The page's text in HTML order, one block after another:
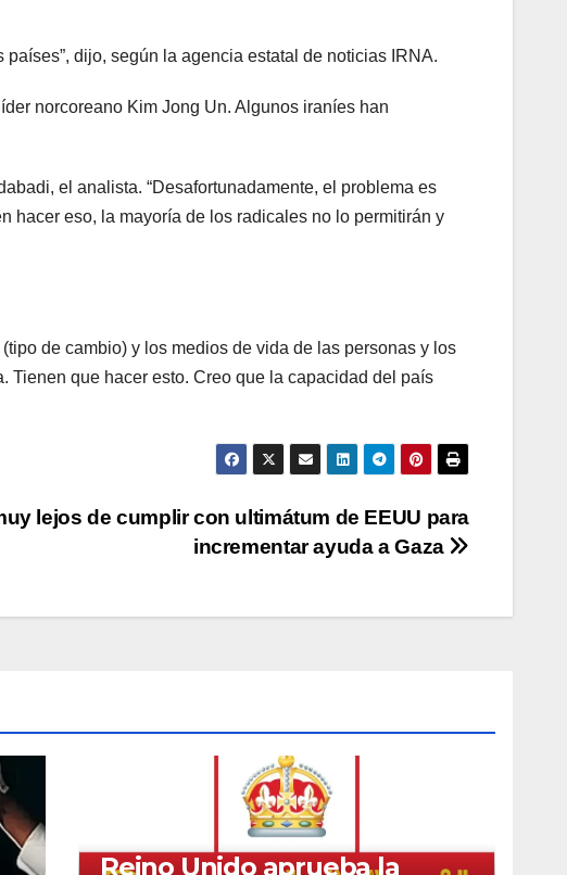
dijo, según la agencia estatal de noticias IRNA.
norcoreano Kim Jong Un. Algunos iraníes han
el analista. “Desafortunadamente, el problema es
hacer eso, la mayoría de los radicales no lo permitirán y
de cambio) y los medios de vida de las personas y los
Tienen que hacer esto. Creo que la capacidad del país
lejos de cumplir con ultimátum de EEUU para
incrementar ayuda a Gaza
Reino Unido aprueba la